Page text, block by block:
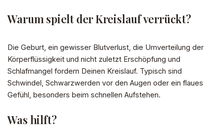
Warum spielt der Kreislauf verrückt?
Die Geburt, ein gewisser Blutverlust, die Umverteilung der
Körperflüssigkeit und nicht zuletzt Erschöpfung und
Schlafmangel fordern Deinen Kreislauf. Typisch sind
Schwindel, Schwarzwerden vor den Augen oder ein flaues
Gefühl, besonders beim schnellen Aufstehen.
Was hilft?